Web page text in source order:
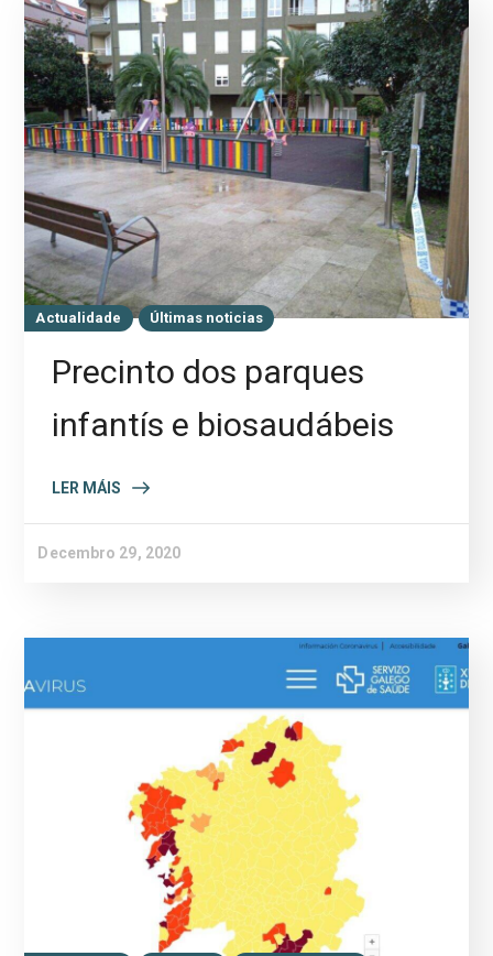
Actualidade Últimas noticias
Precinto dos parques
infantís e biosaudábeis
LER MÁIS
Decembro 29, 2020